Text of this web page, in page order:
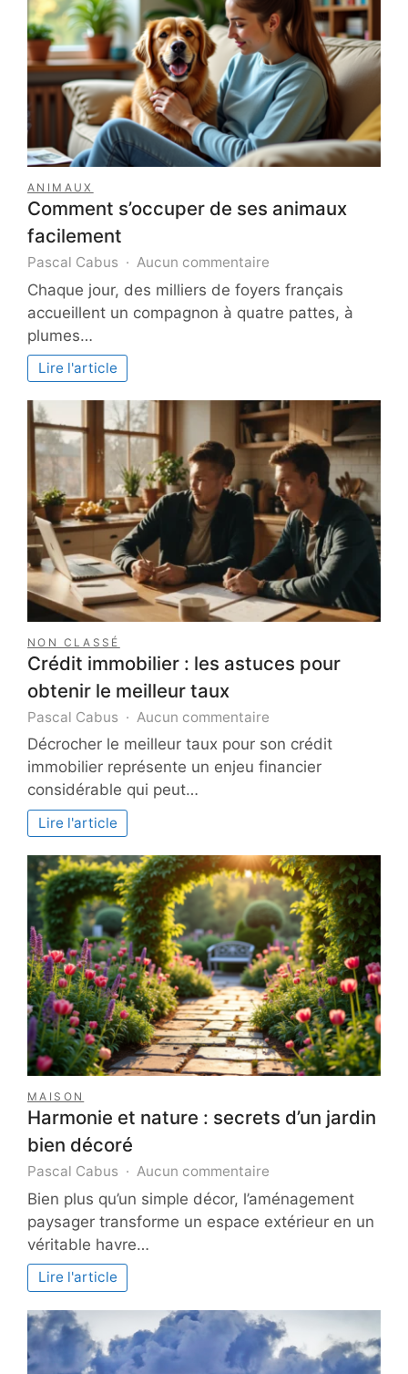
ANIMAUX
Comment s’occuper de ses animaux
facilement
Pascal Cabus Aucun commentaire
Comment
s’occuper
de
Chaque jour, des milliers de foyers français
accueillent un compagnon à quatre pattes, à
plumes…
Lire l'article
NON CLASSÉ
Crédit immobilier : les astuces pour
obtenir le meilleur taux
Pascal Cabus Aucun commentaire
Crédit
immobilier
:
obtenir
le
meilleur
taux
Décrocher le meilleur taux pour son crédit
immobilier représente un enjeu financier
considérable qui peut…
Lire l'article
MAISON
Harmonie et nature : secrets d’un jardin
bien décoré
Pascal Cabus Aucun commentaire
Harmonie
et
nature
jardin
bien
décoré
Bien plus qu’un simple décor, l’aménagement
paysager transforme un espace extérieur en un
véritable havre…
Lire l'article